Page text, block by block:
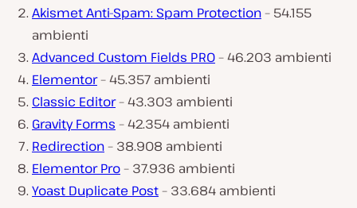
Akismet Anti-Spam: Spam Protection– 54.155
ambienti
Advanced Custom Fields PRO– 46.203 ambienti
Elementor– 45.357 ambienti
Classic Editor– 43.303 ambienti
Gravity Forms – 42.354 ambienti
Redirection– 38.908 ambienti
Elementor Pro– 37.936 ambienti
Yoast Duplicate Post– 33.684 ambienti